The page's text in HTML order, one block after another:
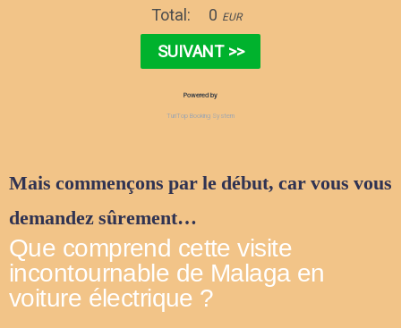
Mais commençons par le début, car vous vous
demandez sûrement…
Que comprend cette visite
incontournable de Malaga en
voiture électrique ?